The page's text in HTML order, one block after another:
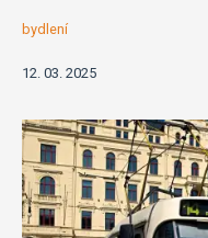
bydlení
12. 03. 2025